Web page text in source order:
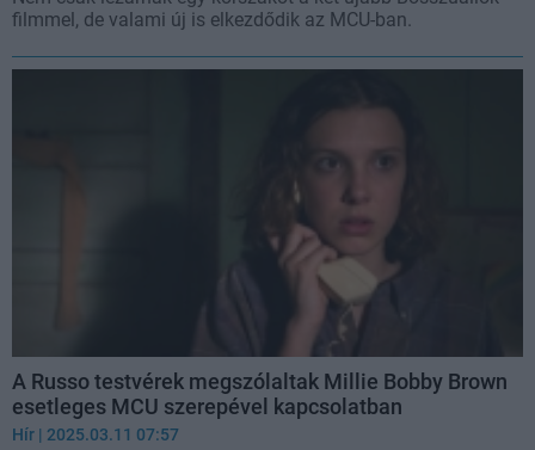
filmmel, de valami új is elkezdődik az MCU-ban.
A Russo testvérek megszólaltak Millie Bobby Brown
esetleges MCU szerepével kapcsolatban
Hír | 2025.03.11 07:57